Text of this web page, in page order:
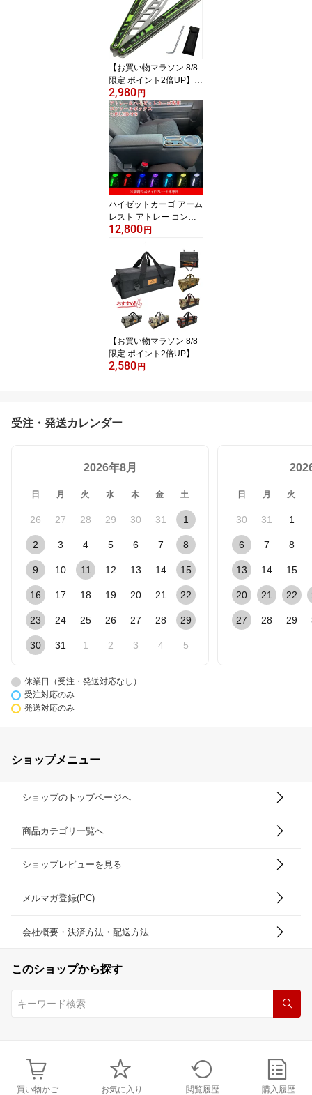
単装着
【お買い物マラソン 8/8
限定 ポイント2倍UP】バ
タフライナイフ 練習用
トレーニング用 刃無し
未開刃 折りたたみ式 初
心者対応 G10のハンドル
銅製ボールスペーサー 精
密ネジ 男の子 プレゼン
ト クリスマス 子供 誕生
日 送料無料 e1
2,980 円
ハイゼットカーゴ アーム
レスト アトレー コンソ
ールボックス 肘置きS70
W 足踏み式サイドブレー
キ車用 小物入れ アトレ
ーワゴン カスタム パー
ツ e2
12,800 円
【お買い物マラソン 8/8
限定 ポイント2倍UP】キ
ャンプ ツールボックス
道具 折りたたみコンテナ
キャンプギア キャンプバ
2,580 円
受注・発送カレンダー
2026年8月
日 月 火 水 木 金 土
26 27 28 29 30 31 1
2 3 4 5 6 7 8
9 10 11 12 13 14 15
16 17 18 19 20 21 22
23 24 25 26 27 28 29
30 31 1 2 3 4 5
日 月 火
30 31 1
6 7 8
13 14 15
20 21 22
27 28 29
休業日（受注・発送対応なし）
受注対応のみ
発送対応のみ
ショップメニュー
ショップのトップページへ
商品カテゴリ一覧へ
ショップレビューを見る
メルマガ登録(PC)
会社概要・決済方法・配送方法
このショップから探す
買い物かご お気に入り 閲覧履歴 購入履歴